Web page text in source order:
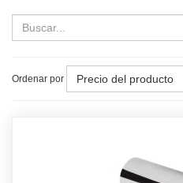
Ordenar por Precio del producto